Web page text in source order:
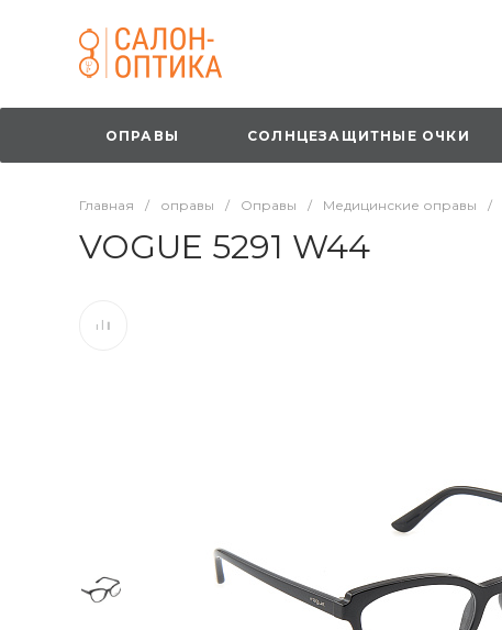
ОПРАВЫ СОЛНЦЕЗАЩИТНЫЕ ОЧКИ
Главная / оправы / Оправы / Медицинские оправы /
VOGUE 5291 W44